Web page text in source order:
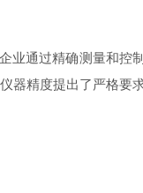
业通过精确测量和控
器精度提出了严格要